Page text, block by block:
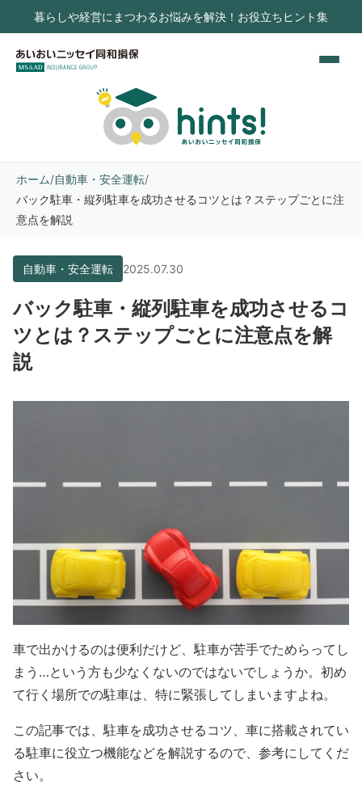
暮らしや経営にまつわるお悩みを解決！お役立ちヒント集
ホーム/自動車・安全運転/
バック駐車・縦列駐車を成功させるコツとは？ステップごとに注
意点を解説
自動車・安全運転 2025.07.30
バック駐車・縦列駐車を成功させるコ
ツとは？ステップごとに注意点を解
説
車で出かけるのは便利だけど、駐車が苦手でためらってし
まう…という方も少なくないのではないでしょうか。初め
て行く場所での駐車は、 特に緊張してしまいますよね。
この記事では、駐車を成功させるコツ、車に搭載されてい
る駐車に役立つ機能などを解説するので、 参考にしてくだ
さい。